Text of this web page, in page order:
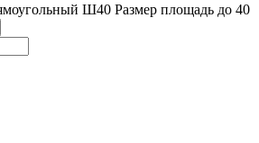
Ш40 Размер площадь до 40